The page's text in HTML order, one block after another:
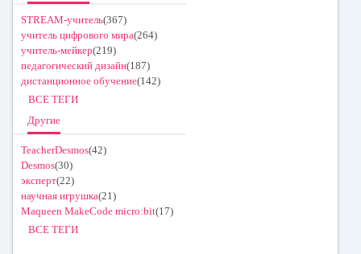
STREAM-учитель(367)
учитель цифрового мира(264)
учитель-мейкер(219)
педагогический дизайн(187)
дистанционное обучение(142)
ВСЕ ТЕГИ
Другие
TeacherDesmos(42)
Desmos(30)
эксперт(22)
научная игрушка(21)
Maqueen MakeCode micro:bit(17)
ВСЕ ТЕГИ